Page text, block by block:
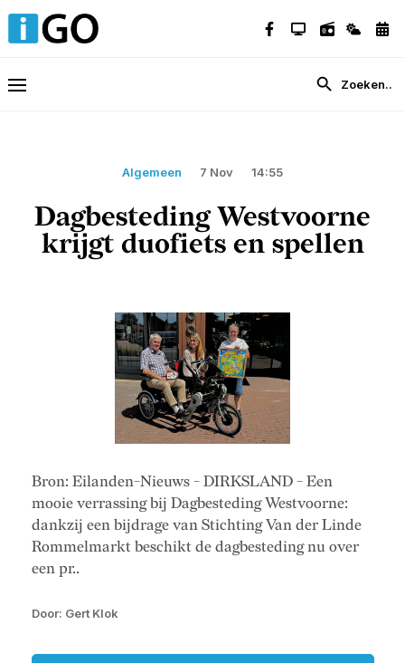
Algemeen 7 Nov 14:55
Dagbesteding Westvoorne
krijgt duofiets en spellen
Bron: Eilanden-Nieuws - DIRKSLAND - Een
mooie verrassing bij Dagbesteding Westvoorne:
dankzij een bijdrage van Stichting Van der Linde
Rommelmarkt beschikt de dagbesteding nu over
een pr..
Door: Gert Klok